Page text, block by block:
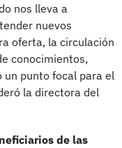
nos lleva a
nuevos
oferta, la circulación
conocimientos,
punto focal para el
la directora del
de las